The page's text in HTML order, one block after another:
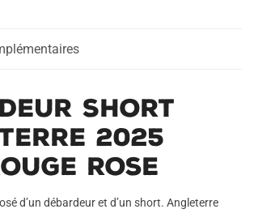
Short
2025
Rose
d’un débardeur et d’un short. Angleterre